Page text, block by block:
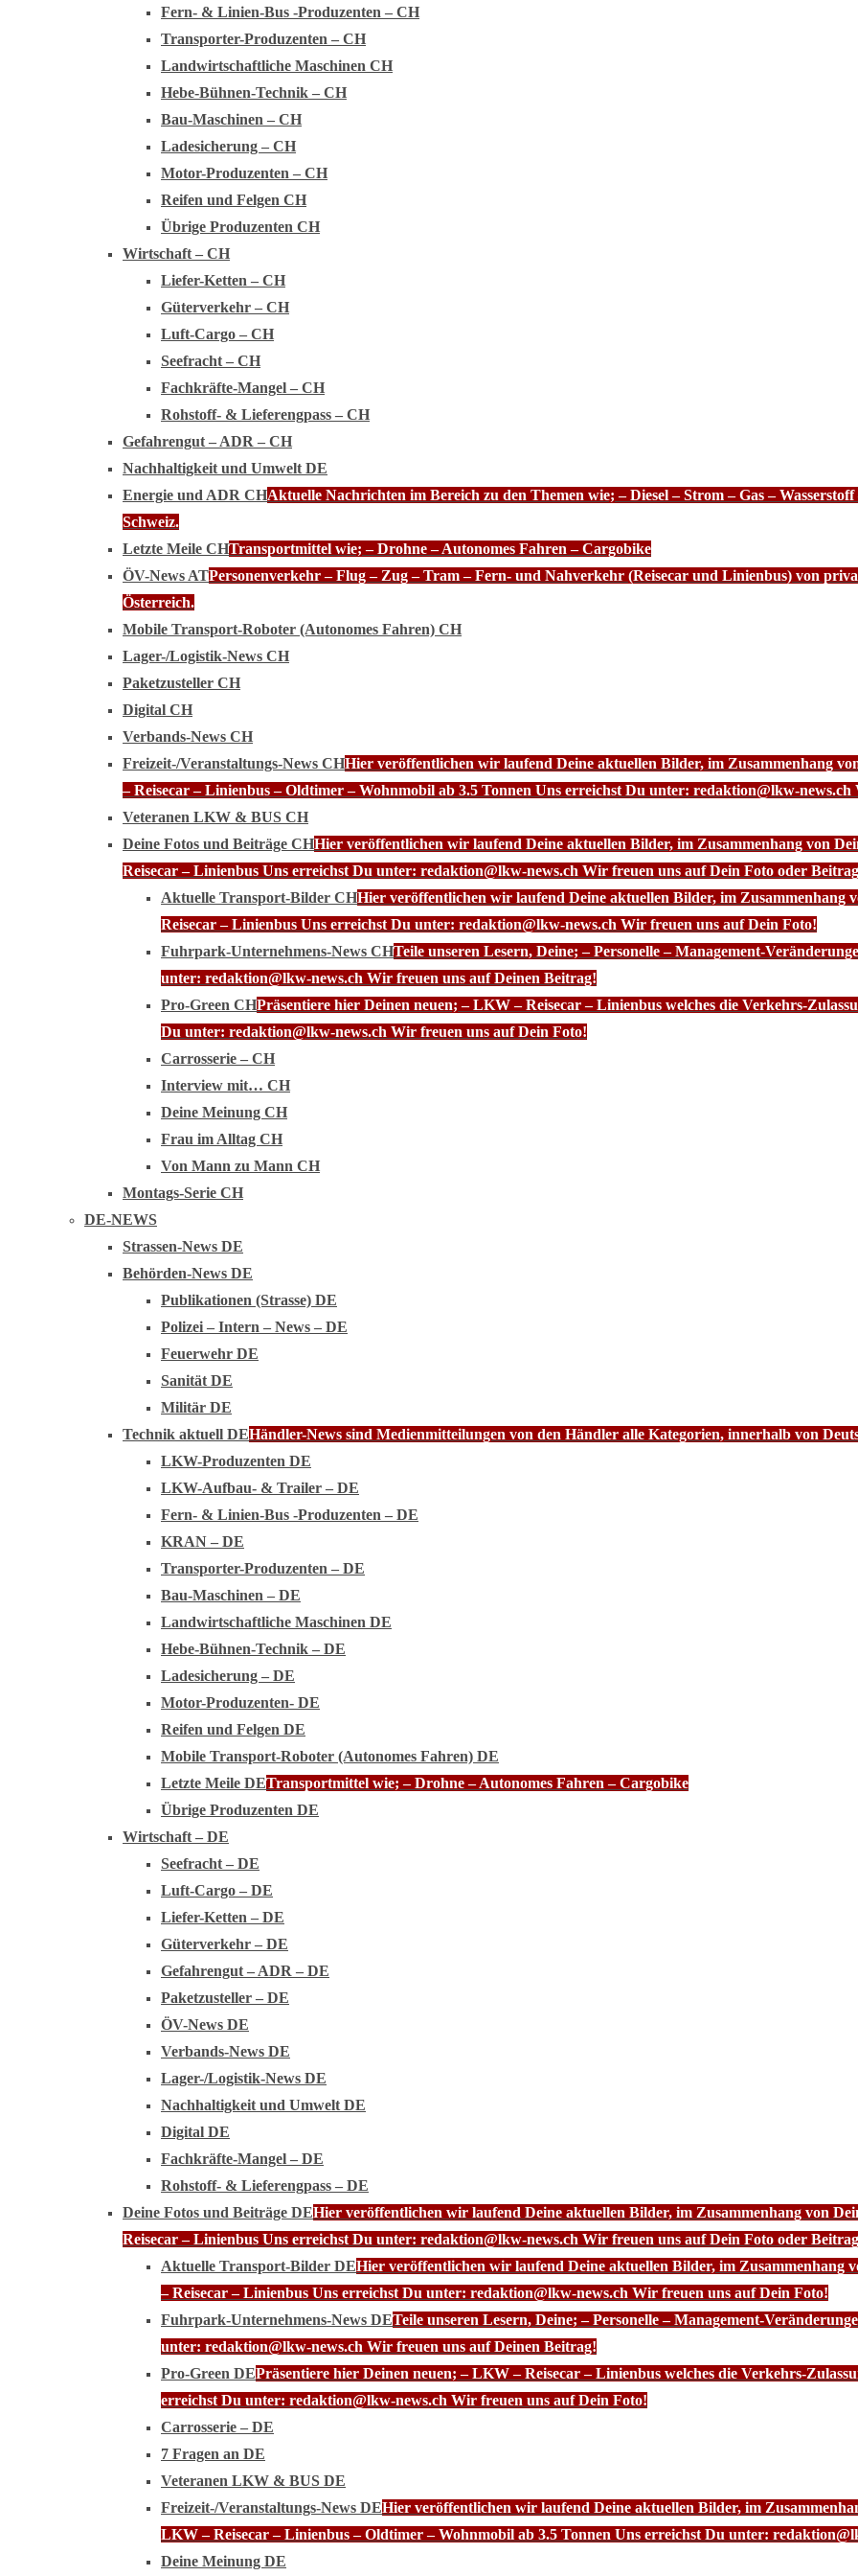
Fern- & Linien-Bus -Produzenten – CH
Transporter-Produzenten – CH
Landwirtschaftliche Maschinen CH
Hebe-Bühnen-Technik – CH
Bau-Maschinen – CH
Ladesicherung – CH
Motor-Produzenten – CH
Reifen und Felgen CH
Übrige Produzenten CH
Wirtschaft – CH
Liefer-Ketten – CH
Güterverkehr – CH
Luft-Cargo – CH
Seefracht – CH
Fachkräfte-Mangel – CH
Rohstoff- & Lieferengpass – CH
Gefahrengut – ADR – CH
Nachhaltigkeit und Umwelt DE
Energie und ADR CHAktuelle Nachrichten im Bereich zu den Themen wie; – Diesel – Strom – Gas –
Schweiz.
Letzte Meile CHTransportmittel wie; – Drohne – Autonomes Fahren – Cargobike
ÖV-News ATPersonenverkehr – Flug – Zug – Tram – Fern- und Nahverkehr (Reisecar und Linienbus) von
Österreich.
Mobile Transport-Roboter (Autonomes Fahren) CH
Lager-/Logistik-News CH
Paketzusteller CH
Digital CH
Verbands-News CH
Freizeit-/Veranstaltungs-News CHHier veröffentlichen wir laufend Deine aktuellen Bilder, im Zusammenhang
– Reisecar – Linienbus – Oldtimer – Wohnmobil ab 3.5 Tonnen Uns erreichst Du unter: redaktion@lkw-
Veteranen LKW & BUS CH
Deine Fotos und Beiträge CHHier veröffentlichen wir laufend Deine aktuellen Bilder, im Zusammenhang von
Reisecar – Linienbus Uns erreichst Du unter: redaktion@lkw-news.ch Wir freuen uns auf Dein Foto oder
Aktuelle Transport-Bilder CHHier veröffentlichen wir laufend Deine aktuellen Bilder, im
Reisecar – Linienbus Uns erreichst Du unter: redaktion@lkw-news.ch Wir freuen uns auf Dein Foto!
Fuhrpark-Unternehmens-News CHTeile unseren Lesern, Deine; – Personelle – Management-
unter: redaktion@lkw-news.ch Wir freuen uns auf Deinen Beitrag!
Pro-Green CHPräsentiere hier Deinen neuen; – LKW – Reisecar – Linienbus welches die Verkehrs-
Du unter: redaktion@lkw-news.ch Wir freuen uns auf Dein Foto!
Carrosserie – CH
Interview mit… CH
Deine Meinung CH
Frau im Alltag CH
Von Mann zu Mann CH
Montags-Serie CH
DE-NEWS
Strassen-News DE
Behörden-News DE
Publikationen (Strasse) DE
Polizei – Intern – News – DE
Feuerwehr DE
Sanität DE
Militär DE
Technik aktuell DEHändler-News sind Medienmitteilungen von den Händler alle Kategorien, innerhalb von
LKW-Produzenten DE
LKW-Aufbau- & Trailer – DE
Fern- & Linien-Bus -Produzenten – DE
KRAN – DE
Transporter-Produzenten – DE
Bau-Maschinen – DE
Landwirtschaftliche Maschinen DE
Hebe-Bühnen-Technik – DE
Ladesicherung – DE
Motor-Produzenten- DE
Reifen und Felgen DE
Mobile Transport-Roboter (Autonomes Fahren) DE
Letzte Meile DETransportmittel wie; – Drohne – Autonomes Fahren – Cargobike
Übrige Produzenten DE
Wirtschaft – DE
Seefracht – DE
Luft-Cargo – DE
Liefer-Ketten – DE
Güterverkehr – DE
Gefahrengut – ADR – DE
Paketzusteller – DE
ÖV-News DE
Verbands-News DE
Lager-/Logistik-News DE
Nachhaltigkeit und Umwelt DE
Digital DE
Fachkräfte-Mangel – DE
Rohstoff- & Lieferengpass – DE
Deine Fotos und Beiträge DEHier veröffentlichen wir laufend Deine aktuellen Bilder, im Zusammenhang von
Reisecar – Linienbus Uns erreichst Du unter: redaktion@lkw-news.ch Wir freuen uns auf Dein Foto oder
Aktuelle Transport-Bilder DEHier veröffentlichen wir laufend Deine aktuellen Bilder, im
– Reisecar – Linienbus Uns erreichst Du unter: redaktion@lkw-news.ch Wir freuen uns auf Dein Foto!
Fuhrpark-Unternehmens-News DETeile unseren Lesern, Deine; – Personelle – Management-
unter: redaktion@lkw-news.ch Wir freuen uns auf Deinen Beitrag!
Pro-Green DEPräsentiere hier Deinen neuen; – LKW – Reisecar – Linienbus welches die Verkehrs-
erreichst Du unter: redaktion@lkw-news.ch Wir freuen uns auf Dein Foto!
Carrosserie – DE
7 Fragen an DE
Veteranen LKW & BUS DE
Freizeit-/Veranstaltungs-News DEHier veröffentlichen wir laufend Deine aktuellen Bilder, im
LKW – Reisecar – Linienbus – Oldtimer – Wohnmobil ab 3.5 Tonnen Uns erreichst Du unter:
Deine Meinung DE